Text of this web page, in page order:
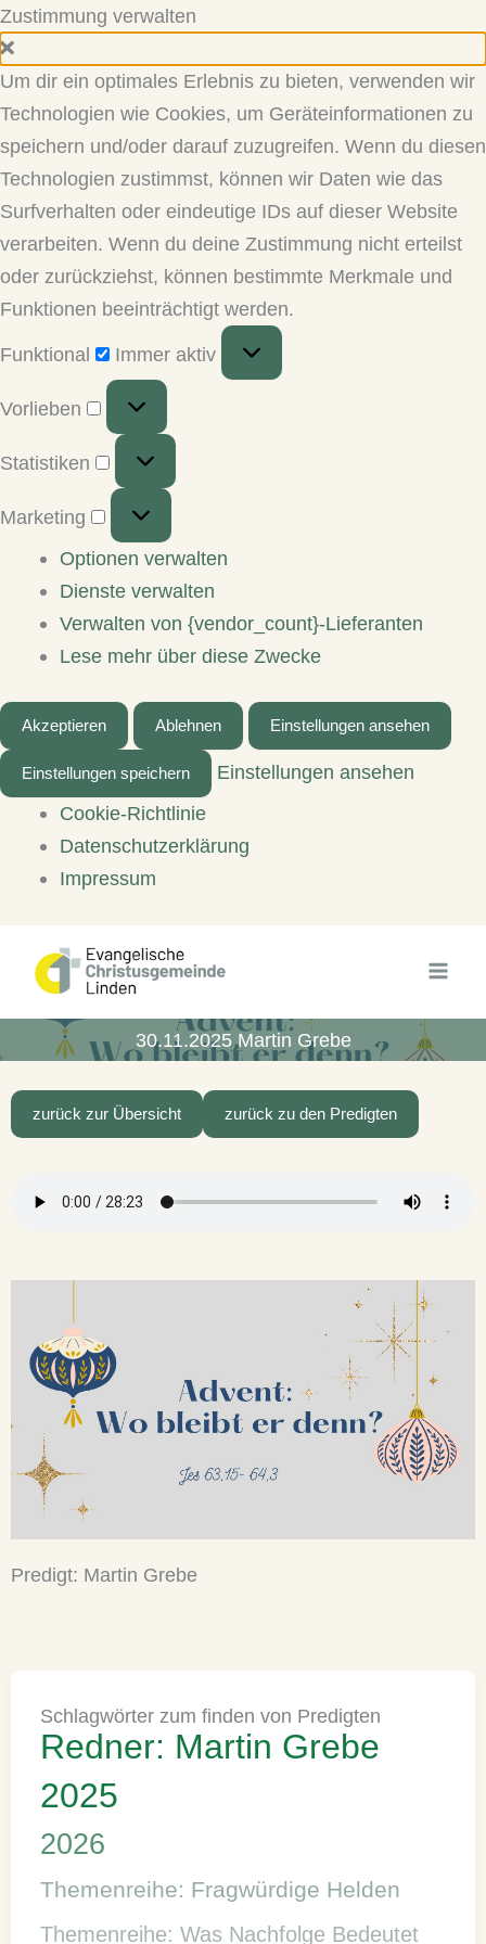
Zustimmung verwalten
Um dir ein optimales Erlebnis zu bieten, verwenden wir
Technologien wie Cookies, um Geräteinformationen zu
speichern und/oder darauf zuzugreifen. Wenn du diesen
Technologien zustimmst, können wir Daten wie das
Surfverhalten oder eindeutige IDs auf dieser Website
verarbeiten. Wenn du deine Zustimmung nicht erteilst
oder zurückziehst, können bestimmte Merkmale und
Funktionen beeinträchtigt werden.
Funktional
Immer aktiv
Vorlieben
Vorlieben
Statistiken
Statistiken
Marketing
Marketing
Optionen verwalten
Dienste verwalten
Verwalten von {vendor_count}-Lieferanten
Lese mehr über diese Zwecke
Akzeptieren Ablehnen Einstellungen ansehen
Einstellungen speichern
Einstellungen ansehen
Cookie-Richtlinie
Datenschutzerklärung
Impressum
Inhalt
30.11.2025 Martin Grebe
zurück zur Übersicht zurück zu den Predigten
Predigt: Martin Grebe
Schlagwörter zum finden von Predigten
Redner: Martin Grebe
2025
2026
Themenreihe: Fragwürdige Helden
Themenreihe: Was Nachfolge Bedeutet